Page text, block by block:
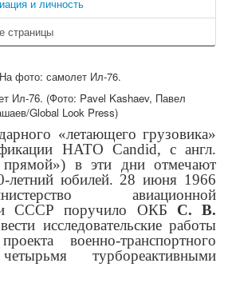
и личность
страницы
Ил-76. (Фото: Pavel Kashaev, Павел
Global Look Press)
«летающего грузовика»
НАТО Candid, с англ.
в эти дни отмечают
летний юбилей. 28 июня 1966
авиационной
СССР поручило ОКБ С. В.
исследовательские работы
военно-транспортного
турбореактивными